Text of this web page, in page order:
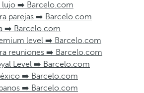
lujo ➡️ Barcelo.com
parejas ➡️ Barcelo.com
➡️ Barcelo.com
level ➡️ Barcelo.com
reuniones ➡️ Barcelo.com
Level ➡️ Barcelo.com
➡️ Barcelo.com
➡️ Barcelo.com